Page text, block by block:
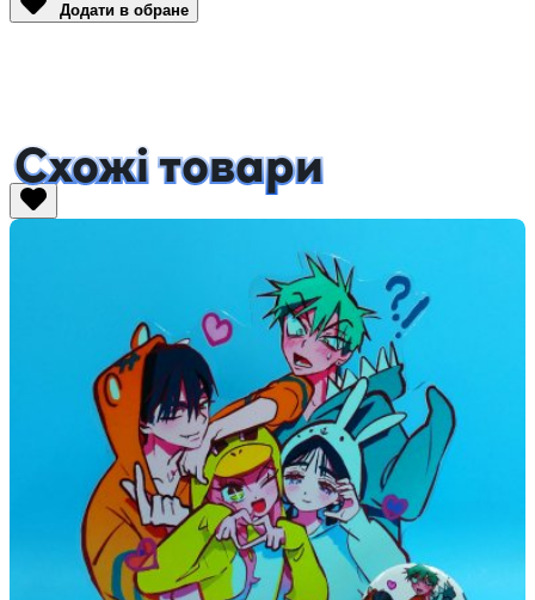
Додати в обране
Схожі товари